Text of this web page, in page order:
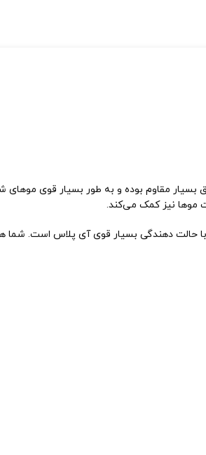
مقاوم بوده و به طور بسیار قوی موهای
حالت دهندگی بسیار قوی آی پلاس است.